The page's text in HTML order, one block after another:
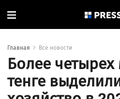
Главная Все новости
Более
тенге